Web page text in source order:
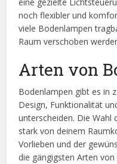
noch flexibler und
viele Bodenlampen
Raum verschoben
Arten von
Bodenlampen gibt es in
Design, Funktionalität
unterscheiden. Die
stark von deinem
Vorlieben und der
die gängigsten Arten